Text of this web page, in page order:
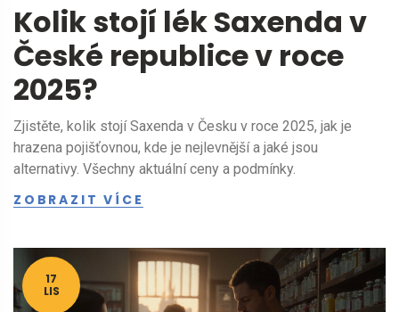
Kolik stojí lék Saxenda v
České republice v roce
2025?
Zjistěte, kolik stojí Saxenda v Česku v roce 2025, jak je
hrazena pojišťovnou, kde je nejlevnější a jaké jsou
alternativy. Všechny aktuální ceny a podmínky.
ZOBRAZIT VÍCE
17
LIS